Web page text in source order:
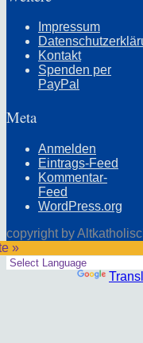
Impressum
Kontakt
Spenden per
PayPal
Meta
Anmelden
Eintrags-Feed
Kommentar-
Feed
WordPress.org
copyright by
»